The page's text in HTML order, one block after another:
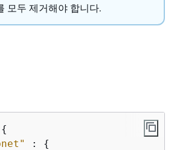
모두 제거해야 합니다.
{
: {